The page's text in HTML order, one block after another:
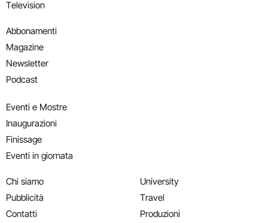
Television
Abbonamenti
Magazine
Newsletter
Podcast
Eventi e Mostre
Inaugurazioni
Finissage
Eventi in giornata
Chi siamo
Pubblicità
Contatti
University
Travel
Produzioni